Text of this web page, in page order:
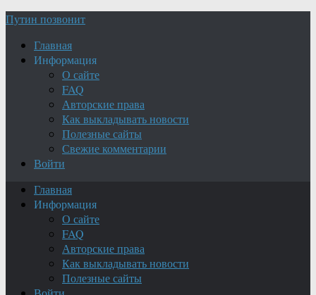
Путин позвонит
Главная
Информация
О сайте
FAQ
Авторские права
Как выкладывать новости
Полезные сайты
Свежие комментарии
Войти
Главная
Информация
О сайте
FAQ
Авторские права
Как выкладывать новости
Полезные сайты